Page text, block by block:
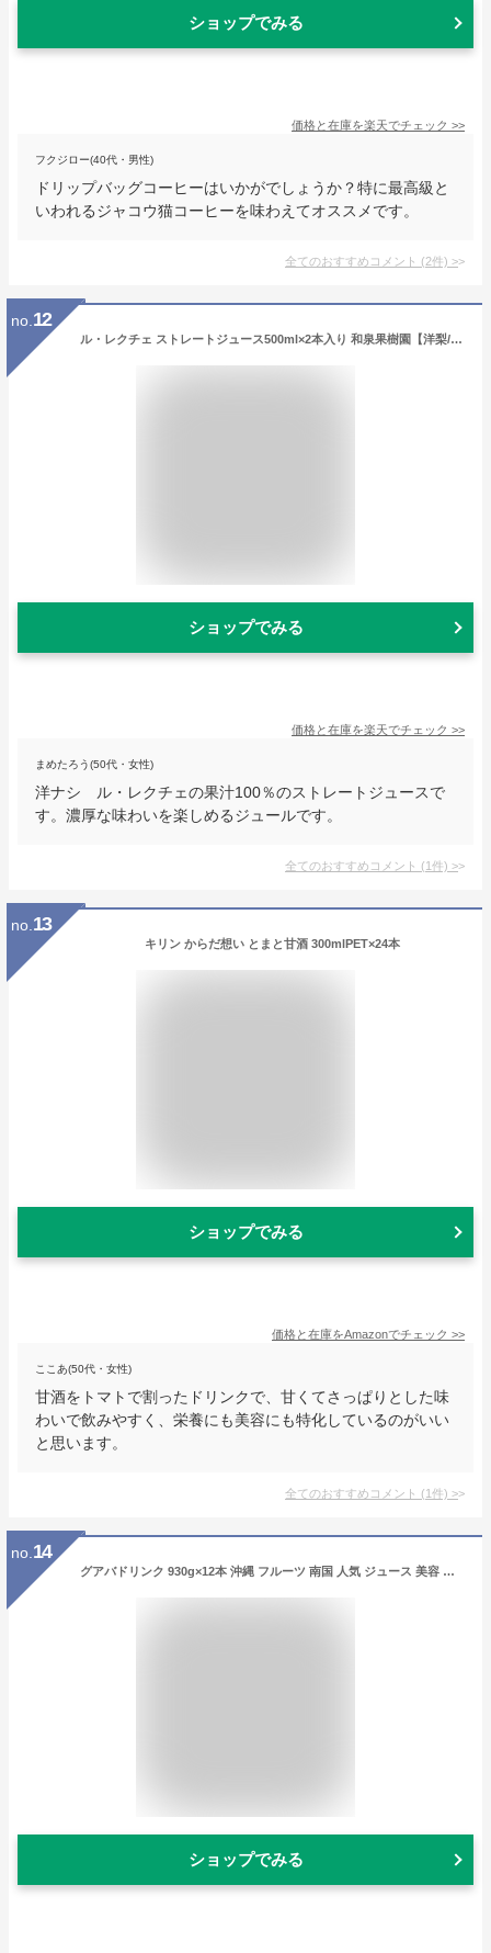
ショップでみる
価格と在庫を楽天でチェック >>
フクジロー(40代・男性)
ドリップバッグコーヒーはいかがでしょうか？特に最高級と
いわれるジャコウ猫コーヒーを味わえてオススメです。
全てのおすすめコメント (2件) >
no. 12
ル・レクチェ ストレートジュース500ml×2本入り 和泉果樹園【洋梨/ルレクチェ/フルーツジュース/果汁100%/砂糖不使用/化粧箱】【お歳暮に！ギフトに！贈り物・内祝いに！のし（熨斗）無料】【送料無料】
ショップでみる
価格と在庫を楽天でチェック >>
まめたろう(50代・女性)
洋ナシ ル・レクチェの果汁100％のストレートジュースで
す。濃厚な味わいを楽しめるジュールです。
全てのおすすめコメント (1件) >
no. 13
キリン からだ想い とまと甘酒 300mlPET×24本
ショップでみる
価格と在庫をAmazonでチェック >>
ここあ(50代・女性)
甘酒をトマトで割ったドリンクで、甘くてさっぱりとした味
わいで飲みやすく、栄養にも美容にも特化しているのがいい
と思います。
全てのおすすめコメント (1件) >
no. 14
グアバドリンク 930g×12本 沖縄 フルーツ 南国 人気 ジュース 美容 健康 お土産 果汁50% 送料無料
ショップでみる